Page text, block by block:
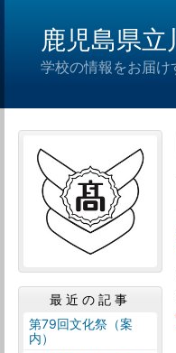
鹿児島県
学校の情報をお届け
最近の記事
第79回文化祭（案
内）